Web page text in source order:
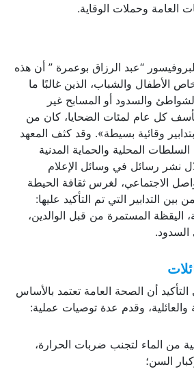
العامة وحملات الوقاية.
“عبد الرزاق بوعمرة ” أن هذه
الأطفال والشباب، الذين غالبًا ما
والسدود أو المسابح غير
كل عام لمئات الضحايا، كان من
وقائية بسيطة». وقد كثف المعهد
المحلية والحماية المدنية
نشر رسائل في وسائل الإعلام
الاجتماعي، لغرس ثقافة الحيطة
بين التدابير التي تم التأكيد عليها:
اليقظة المستمرة من قبل الوالدين،
السدود.
أن الصحة العامة تعتمد بالأساس
والعائلية، وقدم عدة توصيات عملية:
من الماء لتجنب ضربات الحرارة،
السن؛